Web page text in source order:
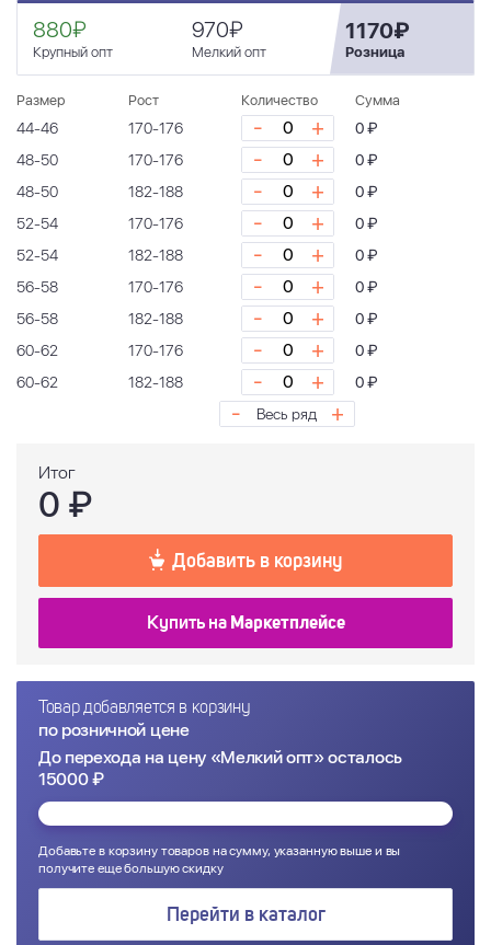
880₽
Крупный опт
970₽
Мелкий опт
1170₽
Розница
Размер Рост Количество Сумма
44-46 170-176 - +
0 ₽
48-50
170-176 - +
0 ₽
48-50
182-188 - +
0 ₽
52-54
170-176 - +
0 ₽
52-54
182-188 - +
0 ₽
56-58
170-176 - +
0 ₽
56-58
182-188 - +
0 ₽
60-62
170-176 - +
0 ₽
60-62
182-188 - + 0 ₽
- Весь ряд +
Итог
0 ₽
Добавить в корзину
Купить на Маркетплейсе
Товар добавляется в корзину
по розничной цене
До перехода на цену «Мелкий опт» осталось
15000 ₽
Добавьте в корзину товаров на сумму, указанную выше и вы
получите еще большую скидку
Перейти в каталог